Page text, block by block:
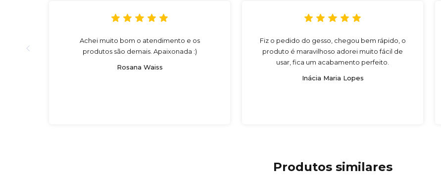
Achei muito bom o atendimento e os
produtos são demais. Apaixonada :)
Rosana Waiss
Fiz o pedido do gesso, chegou bem rápido, o
produto é maravilhoso adorei muito fácil de
usar, fica um acabamento perfeito.
Inácia Maria Lopes
Produtos similares